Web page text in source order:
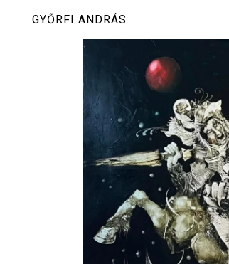
GYŐRFI ANDRÁS